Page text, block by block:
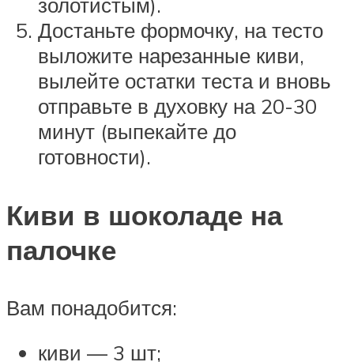
золотистым).
Достаньте формочку, на тесто
выложите нарезанные киви,
вылейте остатки теста и вновь
отправьте в духовку на 20-30
минут (выпекайте до
готовности).
Киви в шоколаде на
палочке
Вам понадобится:
киви — 3 шт;